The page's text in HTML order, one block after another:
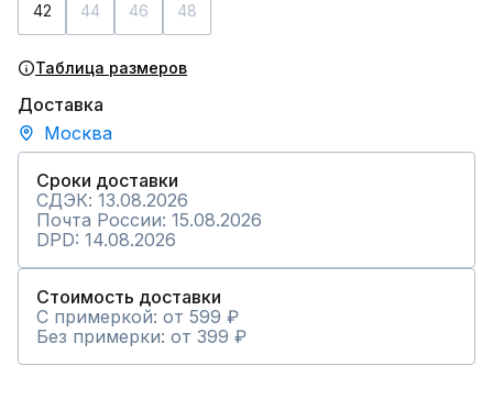
42 44 46 48
Таблица размеров
Доставка
Москва
Сроки доставки
СДЭК: 13.08.2026
Почта России: 15.08.2026
DPD: 14.08.2026
Стоимость доставки
С примеркой: от 599 ₽
Без примерки: от 399 ₽